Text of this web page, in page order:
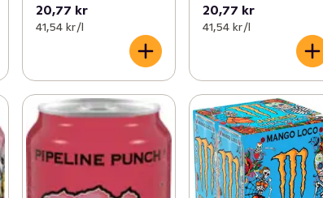
20,77 kr
41,54 kr /l
20,77 kr
41,54 kr /l